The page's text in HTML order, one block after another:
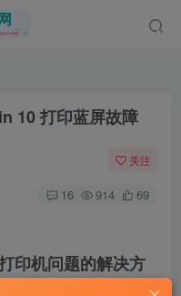
10 打印蓝屏故障
关注
16 914 69
印机问题的解决方